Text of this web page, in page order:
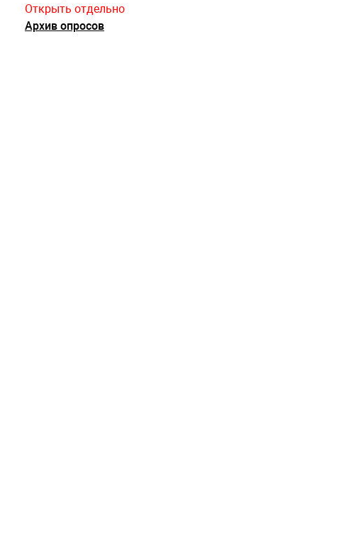
Открыть отдельно
Архив опросов